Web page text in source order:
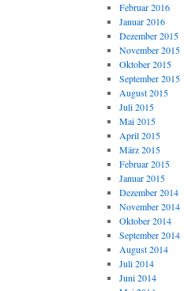
Februar 2016
Januar 2016
Dezember 2015
November 2015
Oktober 2015
September 2015
August 2015
Juli 2015
Mai 2015
April 2015
März 2015
Februar 2015
Januar 2015
Dezember 2014
November 2014
Oktober 2014
September 2014
August 2014
Juli 2014
Juni 2014